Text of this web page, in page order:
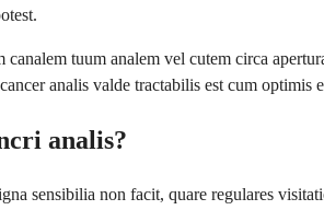
tuum analem vel cutem circa
analis valde tractabilis est cum
analis?
sensibilia non facit, quare regulares